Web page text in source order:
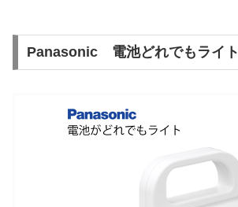
Panasonic 電池どれでもライト